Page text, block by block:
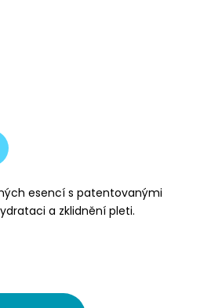
esencí s patentovanými
a zklidnění pleti.